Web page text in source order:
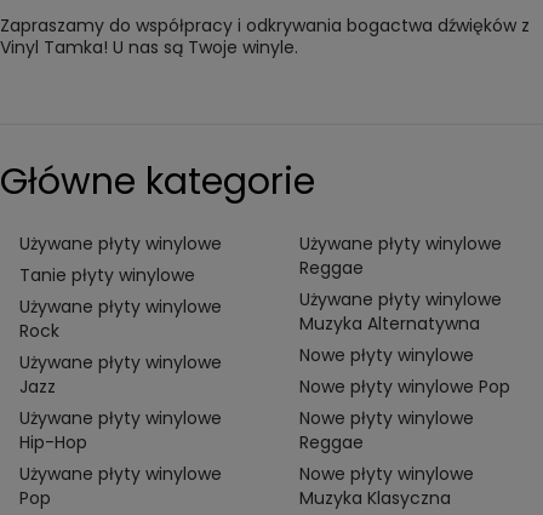
Zapraszamy do współpracy i odkrywania bogactwa dźwięków z
Vinyl Tamka! U nas są Twoje winyle.
Główne kategorie
Używane płyty winylowe
Tanie płyty winylowe
Używane płyty winylowe
Rock
Używane płyty winylowe
Jazz
Używane płyty winylowe
Hip-Hop
Używane płyty winylowe
Pop
Używane płyty winylowe
Reggae
Używane płyty winylowe
Muzyka Alternatywna
Nowe płyty winylowe
Nowe płyty winylowe Pop
Nowe płyty winylowe
Reggae
Nowe płyty winylowe
Muzyka Klasyczna